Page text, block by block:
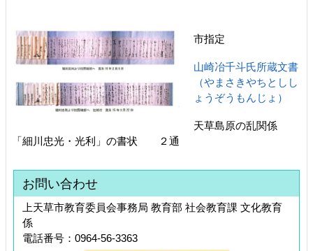
市指定
山崎冶千斗氏所蔵文書
（やまさきやちとしし
ょうぞうもんじょ）
天草島原の乱関係
「細川忠光・光利」の書状 ２通
お問い合わせ
上天草市教育委員会事務局 教育部 社会教育課 文化教育
係
電話番号：0964-56-3363